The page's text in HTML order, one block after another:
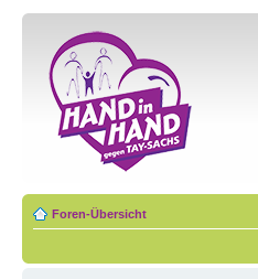
Foren-Übersicht